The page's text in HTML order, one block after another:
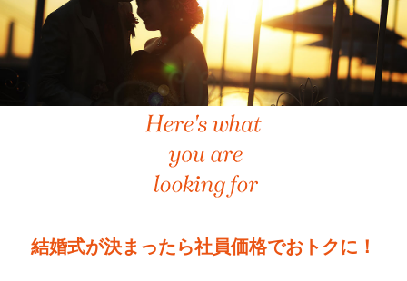
結婚式が決まったら社員価格でおトクに！